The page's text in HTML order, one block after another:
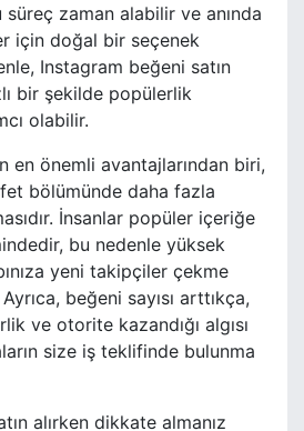
zaman alabilir ve anında
için doğal bir seçenek
Instagram beğeni satın
bir şekilde popülerlik
olabilir.
en önemli avantajlarından biri,
bölümünde daha fazla
İnsanlar popüler içeriğe
bu nedenle yüksek
yeni takipçiler çekme
beğeni sayısı arttıkça,
ve otorite kazandığı algısı
size iş teklifinde bulunma
alırken dikkate almanız